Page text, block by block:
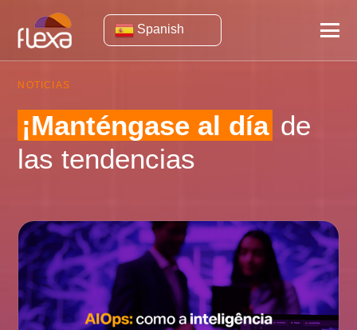
Spanish
NOTICIAS
¡Manténgase al día de
las tendencias